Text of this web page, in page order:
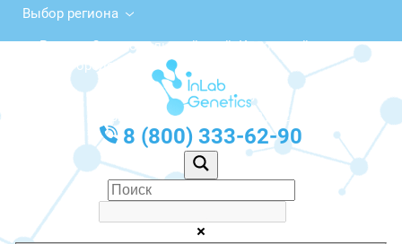
Выбор региона
Россия, Ставропольский край, Кировский
городской округ, Новопавловск
с 10:00 до 20:00
График работы: Пн-Пт с 10:00 до 20:00
8 (800) 333-62-90